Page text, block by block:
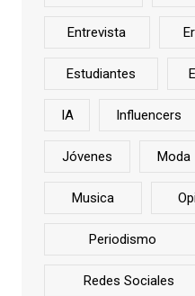
Entrevista
Estudiantes
IA Influencers
Jóvenes Moda
Musica
Periodismo
Redes Sociales